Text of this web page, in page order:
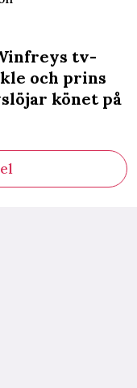
tv-
och prins
könet på